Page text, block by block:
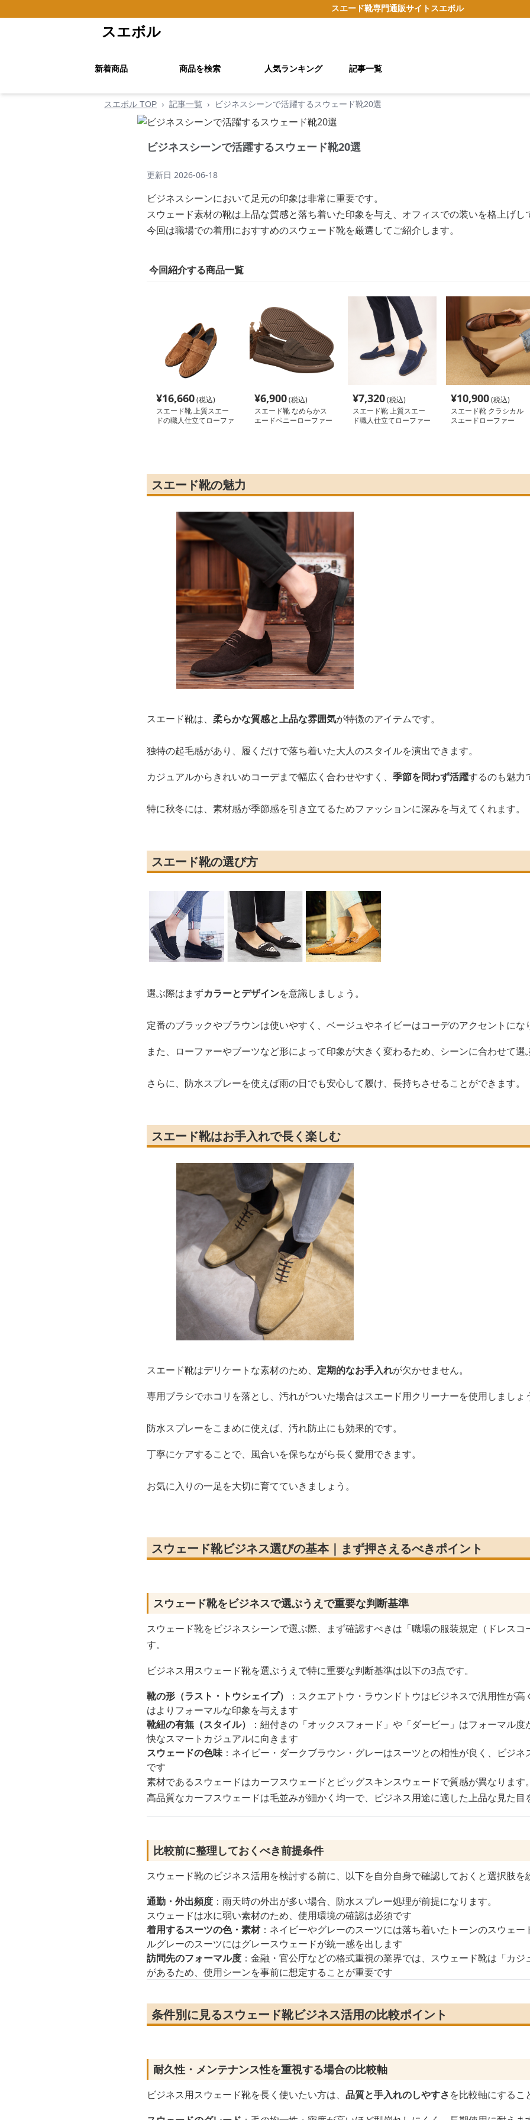
スエード靴専門通販サイト スエボル
スエボル
新着商品 商品を検索 人気ランキング 記事一覧
スエボル TOP › 記事一覧 › ビジネスシーンで活躍するスウェード靴20選
ビジネスシーンで活躍するスウェード靴20選
更新日 2026-06-18
ビジネスシーンにおいて足元の印象は非常に重要です。
スウェード素材の靴は上品な質感と落ち着いた印象を与え、オフィスでの装いを格上げし
今回は職場での着用におすすめのスウェード靴を厳選してご紹介します。
今回紹介する商品一覧
¥16,660(税込)
スエード靴 上質スエー
ドの職人仕立てローファ
¥6,900(税込)
スエード靴 なめらかス
エードペニーローファー
¥7,320(税込)
スエード靴 上質スエー
ド職人仕立てローファー
¥10,900(税込)
スエード靴 クラシカル
スエードローファー
スエード靴の魅力
スエード靴は、 柔らかな質感と上品な雰囲気が特徴のアイテムです。
独特の起毛感があり、履くだけで落ち着いた大人のスタイルを演出できます。
カジュアルからきれいめコーデまで幅広く合わせやすく、 季節を問わず活躍するのも魅力
特に秋冬には、素材感が季節感を引き立てるためファッションに深みを与えてくれます。
スエード靴の選び方
選ぶ際はまずカラーとデザインを意識しましょう。
定番のブラックやブラウンは使いやすく、ベージュやネイビーはコーデのアクセントにな
また、ローファーやブーツなど形によって印象が大きく変わるため、シーンに合わせて選
さらに、防水スプレーを使えば雨の日でも安心して履け、長持ちさせることができます。
スエード靴はお手入れで長く楽しむ
スエード靴はデリケートな素材のため、 定期的なお手入れが欠かせません。
専用ブラシでホコリを落とし、汚れがついた場合はスエード用クリーナーを使用しましょ
防水スプレーをこまめに使えば、汚れ防止にも効果的です。
丁寧にケアすることで、風合いを保ちながら長く愛用できます。
お気に入りの一足を大切に育てていきましょう。
スウェード靴ビジネス選びの基本｜まず押さえるべきポイント
スウェード靴をビジネスで選ぶうえで重要な判断基準
スウェード靴をビジネスシーンで選ぶ際、まず確認すべきは「職場の服装規定（ドレス
す。
ビジネス用スウェード靴を選ぶうえで特に重要な判断基準は以下の3点です。
靴の形（ラスト・トウシェイプ）
：スクエアトウ・ラウンドトウはビジネスで汎用性が
はよりフォーマルな印象を与えます
靴紐の有無（スタイル）
：紐付きの「オックスフォード」や「ダービー」はフォーマル
快なスマートカジュアルに向きます
スウェードの色味：ネイビー・ダークブラウン・グレーはスーツとの相性が良く、ビジ
です
素材であるスウェードはカーフスウェードとピッグスキンスウェードで質感が異なります
高品質なカーフスウェードは毛並みが細かく均一で、ビジネス用途に適した上品な見た目
比較前に整理しておくべき前提条件
スウェード靴のビジネス活用を検討する前に、以下を自分自身で確認しておくと選択肢
通勤・外出頻度 ：雨天時の外出が多い場合、防水スプレー処理が前提になります。
スウェードは水に弱い素材のため、使用環境の確認は必須です
着用するスーツの色・素材：ネイビーやグレーのスーツには落ち着いたトーンのスウェ
ルグレーのスーツにはグレースウェードが統一感を出します
訪問先のフォーマル度 ：金融・官公庁などの格式重視の業界では、スウェード靴は「カ
があるため、使用シーンを事前に想定することが重要です
条件別に見るスウェード靴ビジネス活用の比較ポイント
耐久性・メンテナンス性を重視する場合の比較軸
ビジネス用スウェード靴を長く使いたい方は、 品質と手入れのしやすさを比較軸にするこ